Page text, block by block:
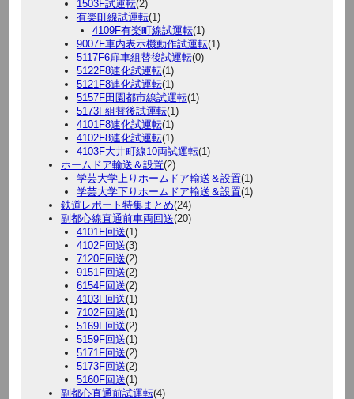
1503F試運転(2)
有楽町線試運転(1)
4109F有楽町線試運転(1)
9007F車内表示機動作試運転(1)
5117F6扉車組替後試運転(0)
5122F8連化試運転(1)
5121F8連化試運転(1)
5157F田園都市線試運転(1)
5173F組替後試運転(1)
4101F8連化試運転(1)
4102F8連化試運転(1)
4103F大井町線10両試運転(1)
ホームドア輸送＆設置(2)
学芸大学上りホームドア輸送＆設置(1)
学芸大学下りホームドア輸送＆設置(1)
鉄道レポート特集まとめ(24)
副都心線直通前車両回送(20)
4101F回送(1)
4102F回送(3)
7120F回送(2)
9151F回送(2)
6154F回送(2)
4103F回送(1)
7102F回送(1)
5169F回送(2)
5159F回送(1)
5171F回送(2)
5173F回送(2)
5160F回送(1)
副都心直通前試運転(4)